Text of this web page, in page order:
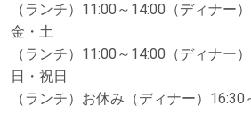
（ランチ）11:00～14:00（ディナー
金・土
（ランチ）11:00～14:00（ディナー
日・祝日
（ランチ）お休み（ディナー）16:30